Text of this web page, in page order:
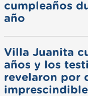
cumpleaños
año
Villa Juanita
años y los
revelaron por
imprescindible